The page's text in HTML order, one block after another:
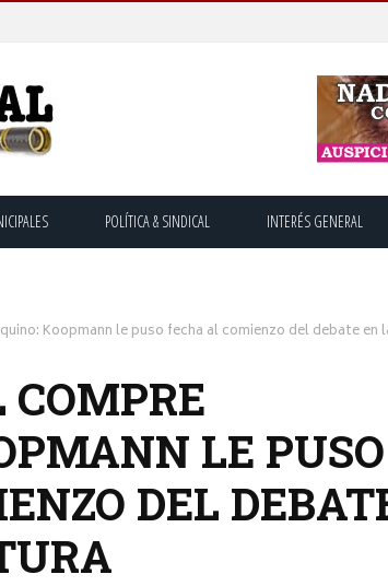
POLÍTICA & SINDICAL INTERÉS GENERAL
Koopmann le puso fecha al comienzo del debate en
LE PUSO
DEL